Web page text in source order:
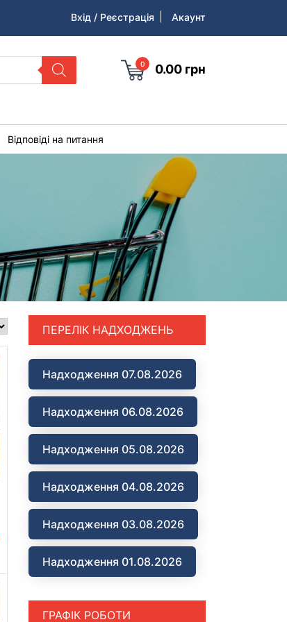
Вхід / Реєстрація Акаунт
0 0.00 грн
Відповіді на питання
ПЕРЕЛІК НАДХОДЖЕНЬ
Надходження 07.08.2026
Надходження 06.08.2026
Надходження 05.08.2026
Надходження 04.08.2026
Надходження 03.08.2026
Надходження 01.08.2026
ГРАФІК РОБОТИ